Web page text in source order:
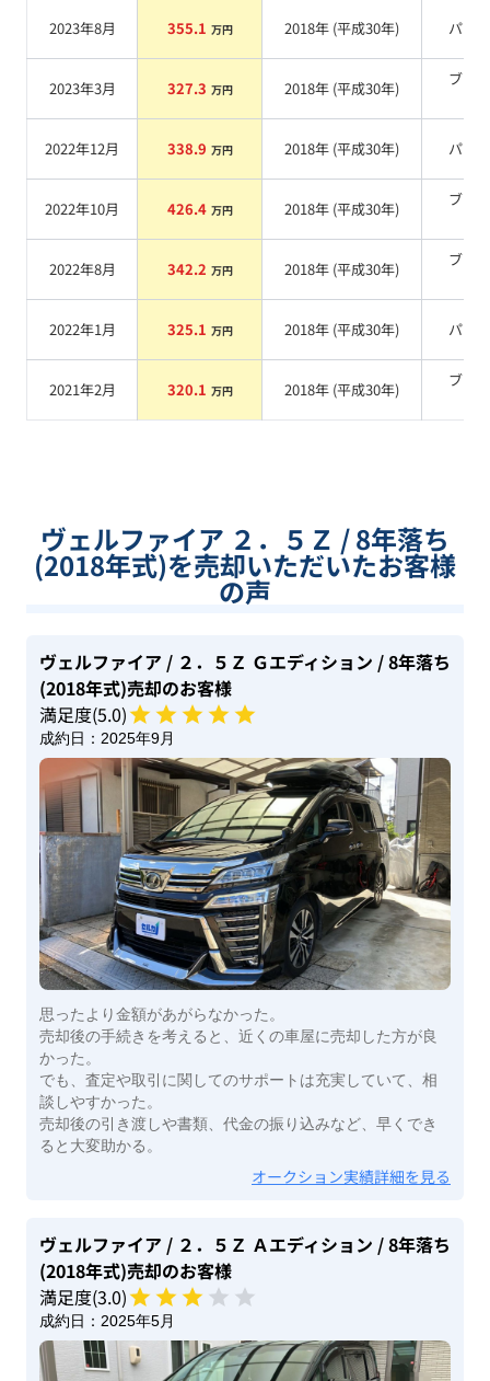
2023年8月 355.1 万円 2018年 (平成30年) パール
2023年3月 327.3 万円 2018年 (平成30年)
ブラ
2022年12月 338.9 万円 2018年 (平成30年) パール
2022年10月 426.4 万円 2018年 (平成30年)
ブラ
2022年8月 342.2 万円 2018年 (平成30年)
ブラ
2022年1月 325.1 万円 2018年 (平成30年) パール
2021年2月 320.1 万円 2018年 (平成30年)
ブラ
ヴェルファイア ２．５Ｚ / 8年落ち
(2018年式)を売却いただいたお客様
の声
ヴェルファイア / ２．５Ｚ Ｇエディション / 8年落ち
(2018年式)売却のお客様
満足度(5.0)
成約日： 2025年9月
思ったより金額があがらなかった。
売却後の手続きを考えると、近くの車屋に売却した方が良
かった。
でも、査定や取引に関してのサポートは充実していて、相
談しやすかった。
売却後の引き渡しや書類、代金の振り込みなど、早くでき
ると大変助かる。
オークション実績詳細を見る
ヴェルファイア / ２．５Ｚ Ａエディション / 8年落ち
(2018年式)売却のお客様
満足度(3.0)
成約日： 2025年5月